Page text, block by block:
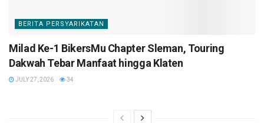
BERITA PERSYARIKATAN
Milad Ke-1 BikersMu Chapter Sleman, Touring
Dakwah Tebar Manfaat hingga Klaten
JULY 27, 2026 34